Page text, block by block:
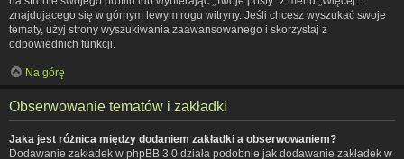
znajdującego się w górnym lewym rogu witryny. Jeśli chcesz wyszukać swoje
tematy, użyj strony wyszukiwania zaawansowanego i skorzystaj z
odpowiednich funkcji.
Na górę
Obserwowanie tematów i zakładki
Jaka jest różnica między dodaniem zakładki a obserwowaniem?
Dodawanie zakładek w phpBB 3.0 działa podobnie jak dodawanie zakładek w